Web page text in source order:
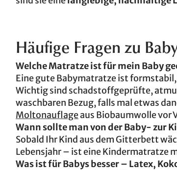
Häufige Fragen zu
Welche Matratze ist für mein Baby
Eine gute Babymatratze ist
Wichtig sind schadstoffgeprüfte,
waschbaren Bezug, falls mal etwas
Moltonauflageaus Biobaumwolle vor
Wann sollte man von der Baby- zur
Sobald Ihr Kind aus dem Gitterbett
Lebensjahr – ist eine Kindermatratze
Was ist für Babys besser – Latex,